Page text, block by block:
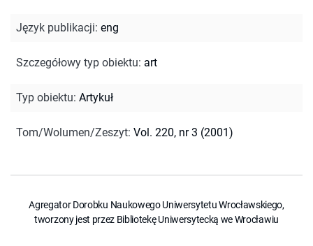
Język publikacji: eng
Szczegółowy typ obiektu: art
Typ obiektu: Artykuł
Tom/Wolumen/Zeszyt: Vol. 220, nr 3 (2001)
Agregator Dorobku Naukowego Uniwersytetu Wrocławskiego,
tworzony jest przez Bibliotekę Uniwersytecką we Wrocławiu